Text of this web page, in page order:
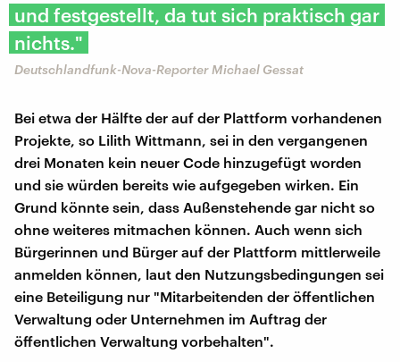
und festgestellt, da tut sich praktisch gar
nichts."
Deutschlandfunk-Nova-Reporter Michael Gessat
Bei etwa der Hälfte der auf der Plattform vorhandenen
Projekte, so Lilith Wittmann, sei in den vergangenen
drei Monaten kein neuer Code hinzugefügt worden
und sie würden bereits wie aufgegeben wirken. Ein
Grund könnte sein, dass Außenstehende gar nicht so
ohne weiteres mitmachen können. Auch wenn sich
Bürgerinnen und Bürger auf der Plattform mittlerweile
anmelden können, laut den Nutzungsbedingungen sei
eine Beteiligung nur "Mitarbeitenden der öffentlichen
Verwaltung oder Unternehmen im Auftrag der
öffentlichen Verwaltung vorbehalten".